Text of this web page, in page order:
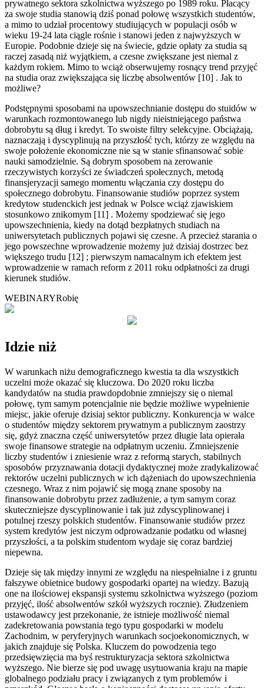
prywatnego sektora szkolnictwa wyższego po 1989 roku. Płacący
za swoje studia stanowią dziś ponad połowę wszystkich studentów,
a mimo to udział procentowy studiujących w populacji osób w
wieku 19-24 lata ciągle rośnie i stanowi jeden z najwyższych w
Europie. Podobnie dzieje się na świecie, gdzie opłaty za studia są
raczej zasadą niż wyjątkiem, a czesne zwiększane jest niemal z
każdym rokiem. Mimo to wciąż obserwujemy rosnący trend przyjęć
na studia oraz zwiększająca się liczbę absolwentów [10] . Jak to
możliwe?
Podstępnymi sposobami na upowszechnianie dostępu do stuidów w
warunkach rozmontowanego lub nigdy nieistniejącego państwa
dobrobytu są dług i kredyt. To swoiste filtry selekcyjne. Obciążają,
naznaczają i dyscyplinują na przyszłość tych, którzy ze względu na
swoje położenie ekonomiczne nie są w stanie sfinansować sobie
nauki samodzielnie. Są dobrym sposobem na zerowanie
rzeczywistych korzyści ze świadczeń społecznych, metodą
finansjeryzacji samego momentu włączania czy dostępu do
społecznego dobrobytu. Finansowanie studiów poprzez system
kredytow studenckich jest jednak w Polsce wciąż zjawiskiem
stosunkowo znikomym [11] . Możemy spodziewać się jego
upowszechnienia, kiedy na dotąd bezpłatnych studiach na
uniwersytetach publicznych pojawi się czesne. A przecież starania o
jego powszechne wprowadzenie możemy już dzisiaj dostrzec bez
większego trudu [12] ; pierwszym namacalnym ich efektem jest
wprowadzenie w ramach reform z 2011 roku odpłatności za drugi
kierunek studiów.
WEBINARYRobię
Idzie niż
W warunkach niżu demograficznego kwestia ta dla wszystkich
uczelni może okazać się kluczowa. Do 2020 roku liczba
kandydatów na studia prawdopdobnie zmniejszy się o niemal
połowę, tym samym potencjalnie nie będzie możliwe wypełnienie
miejsc, jakie oferuje dzisiaj sektor publiczny. Konkurencja w walce
o studentów między sektorem prywatnym a publicznym zaostrzy
się, gdyż znaczna część uniwersytetów przez długie lata opierała
swoje finansowe strategie na odpłatnym uczeniu. Zmniejszenie
liczby studentów i zniesienie wraz z reformą starych, stabilnych
sposobów przyznawania dotacji dydaktycznej może zradykalizować
rektorów uczelni publicznych w ich dążeniach do upowszechnienia
czesnego. Wraz z nim pojawić się mogą znane sposoby na
finansowanie dobrobytu przez zadłużenie, a tym samym coraz
skuteczniejsze dyscyplinowanie i tak już zdyscyplinowanej i
potulnej rzeszy polskich studentów. Finansowanie studiów przez
system kredytów jest niczym odprowadzanie podatku od własnej
przyszłości, a ta polskim studentom wydaje się coraz bardziej
niepewna.
Dzieje się tak między innymi ze względu na niespełnialne i z gruntu
fałszywe obietnice budowy gospodarki opartej na wiedzy. Bazują
one na ilościowej ekspansji systemu szkolnictwa wyższego (poziom
przyjęć, ilość absolwentów szkół wyższych rocznie). Złudzeniem
ustawodawcy jest przekonanie, że istnieje możliwość niemal
zadekretowania powstania tego typu gospodarki w modelu
Zachodnim, w peryferyjnych warunkach socjoekonomicznych, w
jakich znajduje się Polska. Kluczem do powodzenia tego
przedsięwzięcia ma byś restrukturyzacja sektora szkolnictwa
wyższego. Nie bierze się pod uwagę usytuowania kraju na mapie
globalnego podziału pracy i związanych z tym problemów i